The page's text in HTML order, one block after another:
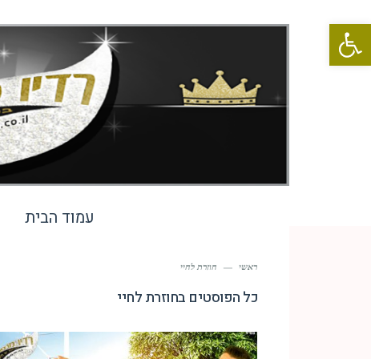
פתח סרגל נגישות
עמוד הבית
ראשי — חוזרת לחיי
כל הפוסטים בחוזרת לחיי